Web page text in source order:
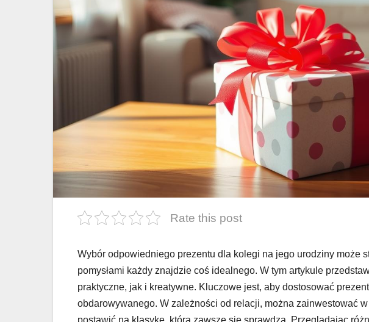
Rate this post
Wybór odpowiedniego prezentu dla kolegi na jego urodziny może
pomysłami każdy znajdzie coś idealnego. W tym artykule
praktyczne, jak i kreatywne. Kluczowe jest, aby dostosować
obdarowywanego. W zależności od relacji, można zainwestować
postawić na klasykę, która zawsze się sprawdza. Przeglądając